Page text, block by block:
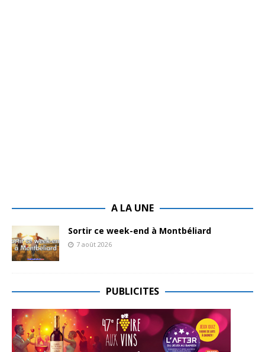
A LA UNE
Sortir ce week-end à Montbéliard
7 août 2026
PUBLICITES